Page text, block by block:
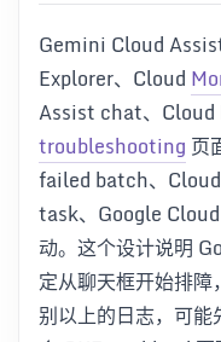
Gemini Cloud
Explorer、Cloud
Assist chat、
troubleshooting 页
failed batch、
task、Google
动。这个设计说明
定从聊天框开始排
别以上的日志，可